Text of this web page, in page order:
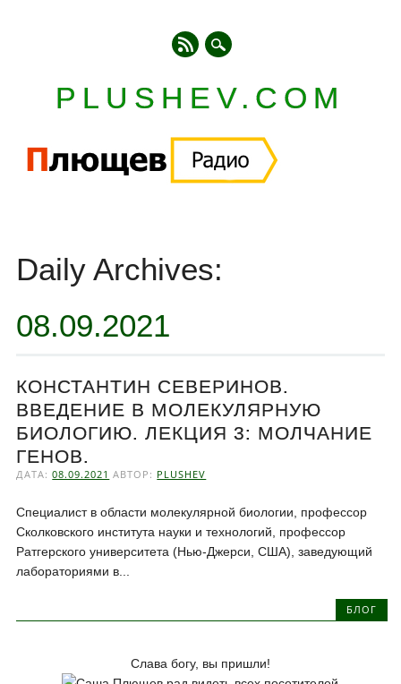
PLUSHEV.COM
content
Daily Archives:
08.09.2021
КОНСТАНТИН СЕВЕРИНОВ.
ВВЕДЕНИЕ В МОЛЕКУЛЯРНУЮ
БИОЛОГИЮ. ЛЕКЦИЯ 3: МОЛЧАНИЕ
ГЕНОВ.
ДАТА:08.09.2021 АВТОР: PLUSHEV
Специалист в области молекулярной биологии, профессор
Сколковского института науки и технологий, профессор
Ратгерского университета (Нью-Джерси, США), заведующий
лабораториями в...
БЛОГ
Слава богу, вы пришли!